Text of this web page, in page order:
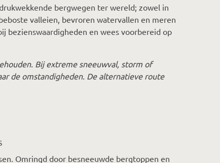
bergwegen ter wereld; zowel in
valleien, bevroren watervallen en meren
bezienswaardigheden en wees voorbereid op
Bij extreme sneeuwval, storm of
de omstandigheden. De alternatieve route
Omringd door besneeuwde bergtoppen en